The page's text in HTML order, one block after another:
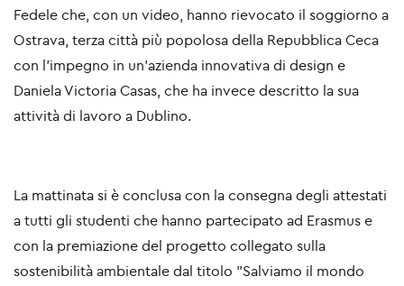
Fedele che, con un video, hanno rievocato il soggiorno a
Ostrava, terza città più popolosa della Repubblica Ceca
con l'impegno in un'azienda innovativa di design e
Daniela Victoria Casas, che ha invece descritto la sua
attività di lavoro a Dublino.
La mattinata si è conclusa con la consegna degli attestati
a tutti gli studenti che hanno partecipato ad Erasmus e
con la premiazione del progetto collegato sulla
sostenibilità ambientale dal titolo "Salviamo il mondo